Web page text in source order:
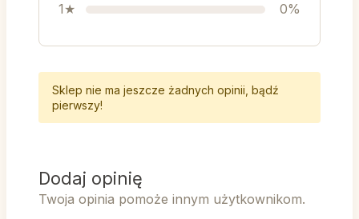
1★
0%
Sklep nie ma jeszcze żadnych opinii, bądź
pierwszy!
Dodaj opinię
Twoja opinia pomoże innym użytkownikom.